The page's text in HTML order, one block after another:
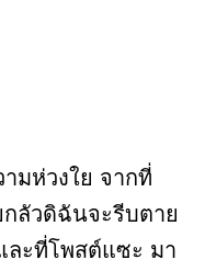
มห่วงใย จากที่
ลัวดิฉันจะรีบตาย
ะที่โพสต์แซะ มา